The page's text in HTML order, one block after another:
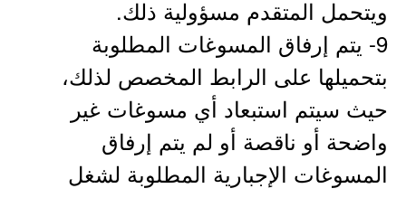
ويتحمل المتقدم مسؤولية ذلك.
9- يتم إرفاق المسوغات المطلوبة
بتحميلها على الرابط المخصص لذلك،
حيث سيتم استبعاد أي مسوغات غير
واضحة أو ناقصة أو لم يتم إرفاق
المسوغات الإجبارية المطلوبة لشغل